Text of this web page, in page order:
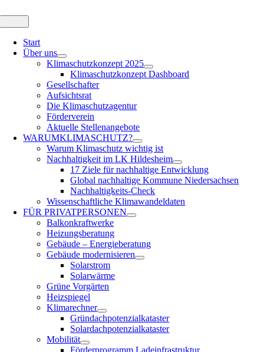
springen
Navigation
Start
Über uns
Klimaschutzkonzept 2025
Klimaschutzkonzept Dashboard
Gesellschafter
Aufsichtsrat
Die Klimaschutzagentur
Förderverein
Aktuelle Stellenangebote
WARUMKLIMASCHUTZ?
Warum Klimaschutz wichtig ist
Nachhaltigkeit im LK Hildesheim
17 Ziele für nachhaltige Entwicklung
Global nachhaltige Kommune Niedersachsen
Nachhaltigkeits-Check
Wissenschaftliche Klimawandeldaten
FÜRPRIVATPERSONEN
Balkonkraftwerke
Heizungsberatung
Gebäude – Energieberatung
Gebäude modernisieren
Solarstrom
Solarwärme
Grüne Vorgärten
Heizspiegel
Klimarechner
Gründachpotenzialkataster
Solardachpotenzialkataster
Mobilität
Förderprogramm Ladeinfrastruktur